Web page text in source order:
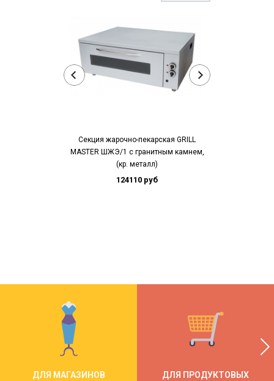
Секция жарочно-пекарская GRILL
MASTER ШЖЭ/1 с гранитным камнем,
(кр. металл)
124110 руб
ДЛЯ МАГАЗИНОВ
ДЛЯ ПРОДУКТОВЫХ